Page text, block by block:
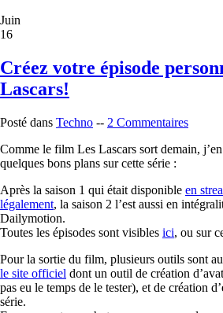
Juin
16
Créez votre épisode
Lascars!
Posté dans Techno -- 2 Commentaires
Comme le film Les Lascars sort demain,
quelques bons plans sur cette série :
Après la saison 1 qui était disponible en
légalement, la saison 2 l’est aussi en
Dailymotion.
Toutes les épisodes sont visibles ici, ou sur
Pour la sortie du film, plusieurs outils sont
le site officiel dont un outil de création
pas eu le temps de le tester), et de création
série.